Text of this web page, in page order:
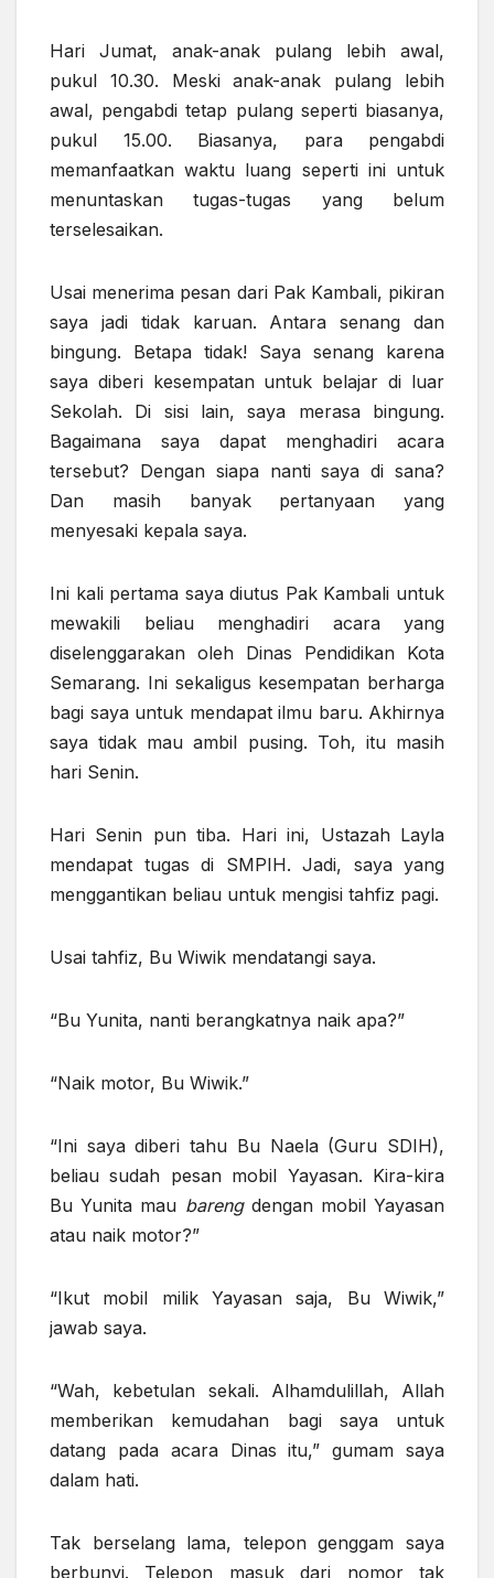
Hari Jumat, anak-anak pulang lebih awal,
pukul 10.30. Meski anak-anak pulang lebih
awal, pengabdi tetap pulang seperti biasanya,
pukul 15.00. Biasanya, para pengabdi
memanfaatkan waktu luang seperti ini untuk
menuntaskan tugas-tugas yang belum
terselesaikan.
Usai menerima pesan dari Pak Kambali, pikiran
saya jadi tidak karuan. Antara senang dan
bingung. Betapa tidak! Saya senang karena
saya diberi kesempatan untuk belajar di luar
Sekolah. Di sisi lain, saya merasa bingung.
Bagaimana saya dapat menghadiri acara
tersebut? Dengan siapa nanti saya di sana?
Dan masih banyak pertanyaan yang
menyesaki kepala saya.
Ini kali pertama saya diutus Pak Kambali untuk
mewakili beliau menghadiri acara yang
diselenggarakan oleh Dinas Pendidikan Kota
Semarang. Ini sekaligus kesempatan berharga
bagi saya untuk mendapat ilmu baru. Akhirnya
saya tidak mau ambil pusing. Toh, itu masih
hari Senin.
Hari Senin pun tiba. Hari ini, Ustazah Layla
mendapat tugas di SMPIH. Jadi, saya yang
menggantikan beliau untuk mengisi tahfiz pagi.
Usai tahfiz, Bu Wiwik mendatangi saya.
“Bu Yunita, nanti berangkatnya naik apa?”
“Naik motor, Bu Wiwik.”
“Ini saya diberi tahu Bu Naela (Guru SDIH),
beliau sudah pesan mobil Yayasan. Kira-kira
Bu Yunita mau barengdengan mobil Yayasan
atau naik motor?”
“Ikut mobil milik Yayasan saja, Bu Wiwik,”
jawab saya.
“Wah, kebetulan sekali. Alhamdulillah, Allah
memberikan kemudahan bagi saya untuk
datang pada acara Dinas itu,” gumam saya
dalam hati.
Tak berselang lama, telepon genggam saya
berbunyi. Telepon masuk dari nomor tak